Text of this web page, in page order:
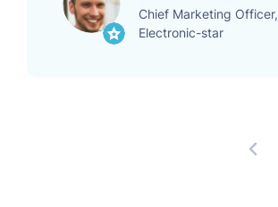
Chief Marketing Officer,
Electronic-star